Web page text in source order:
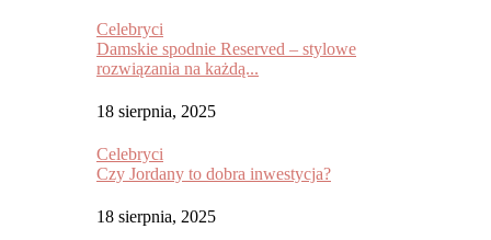
Celebryci
Damskie spodnie Reserved – stylowe
rozwiązania na każdą...
18 sierpnia, 2025
Celebryci
Czy Jordany to dobra inwestycja?
18 sierpnia, 2025